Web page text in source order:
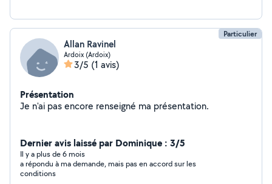
Particulier
Allan Ravinel
Ardoix (Ardoix)
3/5 (1 avis)
Présentation
Je n'ai pas encore renseigné ma présentation.
Dernier avis laissé par Dominique : 3/5
Il y a plus de 6 mois
a répondu à ma demande, mais pas en accord sur les
conditions